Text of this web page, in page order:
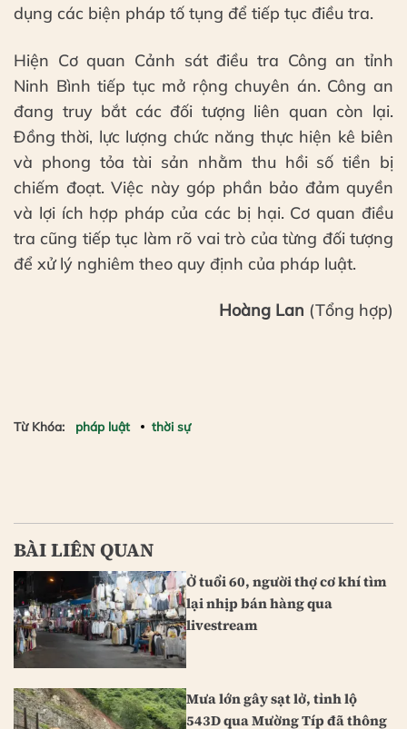
dụng các biện pháp tố tụng để tiếp tục điều tra.
Hiện Cơ quan Cảnh sát điều tra Công an tỉnh
Ninh Bình tiếp tục mở rộng chuyên án. Công an
đang truy bắt các đối tượng liên quan còn lại.
Đồng thời, lực lượng chức năng thực hiện kê biên
và phong tỏa tài sản nhằm thu hồi số tiền bị
chiếm đoạt. Việc này góp phần bảo đảm quyền
và lợi ích hợp pháp của các bị hại. Cơ quan điều
tra cũng tiếp tục làm rõ vai trò của từng đối tượng
để xử lý nghiêm theo quy định của pháp luật.
Hoàng Lan (Tổng hợp)
Từ Khóa: pháp luật thời sự
BÀI LIÊN QUAN
Ở tuổi 60, người thợ cơ khí tìm
lại nhịp bán hàng qua
livestream
Mưa lớn gây sạt lở, tỉnh lộ
543D qua Mường Típ đã thông